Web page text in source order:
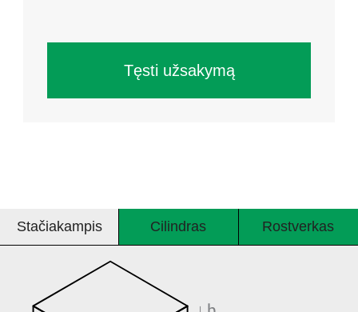
Tęsti užsakymą
Stačiakampis Cilindras Rostverkas